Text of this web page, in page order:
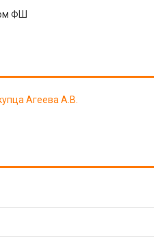
ФШ
Агеева А.В.